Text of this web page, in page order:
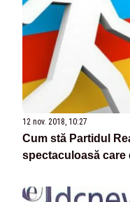
12 nov. 2018, 10:27
Cum stă Partidul
spectaculoasă care